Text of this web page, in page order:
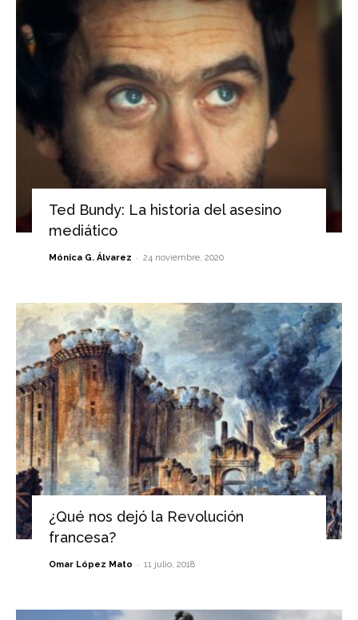
Ted Bundy: La historia del asesino
mediático
Mónica G. Álvarez - 24 noviembre, 2020
¿Qué nos dejó la Revolución
francesa?
Omar López Mato - 11 julio, 2018